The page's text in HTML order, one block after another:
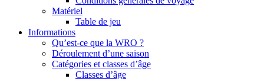
Matériel
Table de jeu
Informations
Qu’est-ce que la WRO ?
Déroulement d’une saison
Catégories et classes d’âge
Classes d’âge